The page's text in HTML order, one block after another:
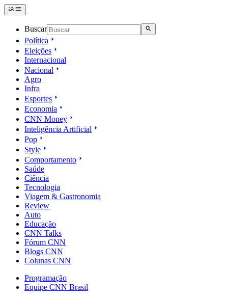
Buscar
Política
Eleições
Internacional
Nacional
Agro
Infra
Esportes
Economia
CNN Money
Inteligência Artificial
Pop
Style
Comportamento
Saúde
Ciência
Tecnologia
Viagem & Gastronomia
Review
Auto
Educação
CNN Talks
Fórum CNN
Blogs CNN
Colunas CNN
Programação
Equipe CNN Brasil